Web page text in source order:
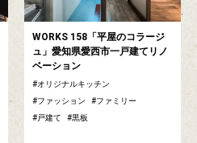
WORKS 158「平屋のコラージ
ュ」愛知県愛西市一戸建てリノ
ベーション
オリジナルキッチン
ファッション
ファミリー
戸建て
黒板